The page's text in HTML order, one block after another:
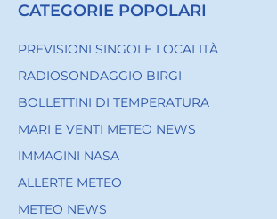
CATEGORIE POPOLARI
PREVISIONI SINGOLE LOCALITÀ
RADIOSONDAGGIO BIRGI
BOLLETTINI DI TEMPERATURA
MARI E VENTI METEO NEWS
IMMAGINI NASA
ALLERTE METEO
METEO NEWS